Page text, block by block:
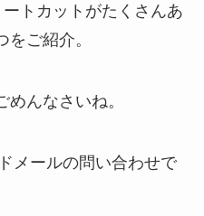
トカットがたくさんあ
ご紹介。
んなさいね。
メールの問い合わせで